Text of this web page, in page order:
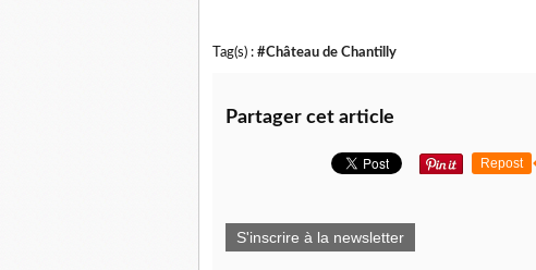
Tag(s) : #Château de Chantilly
Partager cet article
Repost
S'inscrire à la newsletter